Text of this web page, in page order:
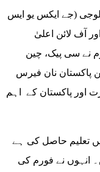
(جے ایکس یو ایس
آف لائن اعلیٰ
نے سی پیک، چین
پاکستان نان فیرس
اور پاکستان کے اہم
تعلیم حاصل کی ہے
انہوں نے فورم کی